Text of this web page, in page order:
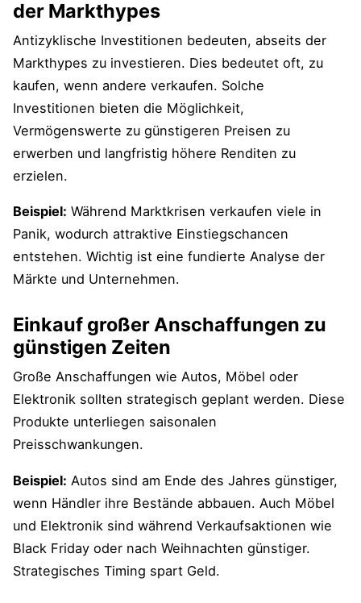
der Markthypes
Antizyklische Investitionen bedeuten, abseits der
Markthypes zu investieren. Dies bedeutet oft, zu
kaufen, wenn andere verkaufen. Solche
Investitionen bieten die Möglichkeit,
Vermögenswerte zu günstigeren Preisen zu
erwerben und langfristig höhere Renditen zu
erzielen.
Beispiel: Während Marktkrisen verkaufen viele in
Panik, wodurch attraktive Einstiegschancen
entstehen. Wichtig ist eine fundierte Analyse der
Märkte und Unternehmen.
Einkauf großer Anschaffungen zu
günstigen Zeiten
Große Anschaffungen wie Autos, Möbel oder
Elektronik sollten strategisch geplant werden. Diese
Produkte unterliegen saisonalen
Preisschwankungen.
Beispiel: Autos sind am Ende des Jahres günstiger,
wenn Händler ihre Bestände abbauen. Auch Möbel
und Elektronik sind während Verkaufsaktionen wie
Black Friday oder nach Weihnachten günstiger.
Strategisches Timing spart Geld.